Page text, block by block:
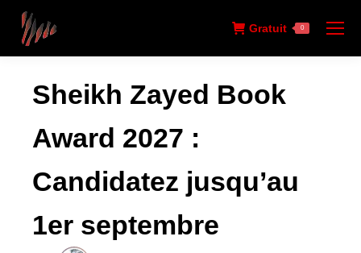
Gratuit 0
Sheikh Zayed Book
Award 2027 :
Candidatez jusqu’au
1er septembre